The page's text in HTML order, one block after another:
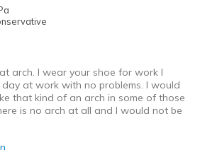
true to size
arch. I wear your shoe for work I
at work with no problems. I would
that kind of an arch in some of those
is no arch at all and I would not be